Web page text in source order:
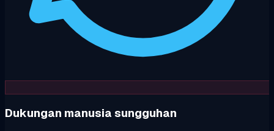
Dukungan manusia sungguhan